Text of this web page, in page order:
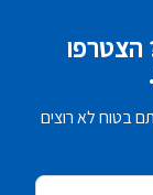
בטוח לא רוצים